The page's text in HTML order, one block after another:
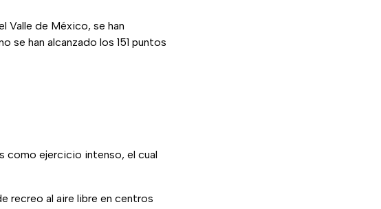
Valle de México, se han
se han alcanzado los 151 puntos
como ejercicio intenso, el cual
recreo al aire libre en centros